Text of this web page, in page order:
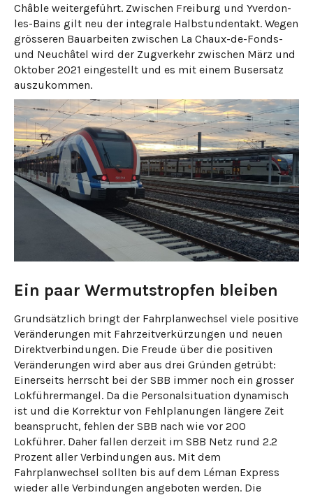
Châble weitergeführt. Zwischen Freiburg und Yverdon-
les-Bains gilt neu der integrale Halbstundentakt. Wegen
grösseren Bauarbeiten zwischen La Chaux-de-Fonds-
und Neuchâtel wird der Zugverkehr zwischen März und
Oktober 2021 eingestellt und es mit einem Busersatz
auszukommen.
Ein paar Wermutstropfen bleiben
Grundsätzlich bringt der Fahrplanwechsel viele positive
Veränderungen mit Fahrzeitverkürzungen und neuen
Direktverbindungen. Die Freude über die positiven
Veränderungen wird aber aus drei Gründen getrübt:
Einerseits herrscht bei der SBB immer noch ein grosser
Lokführermangel. Da die Personalsituation dynamisch
ist und die Korrektur von Fehlplanungen längere Zeit
beansprucht, fehlen der SBB nach wie vor 200
Lokführer. Daher fallen derzeit im SBB Netz rund 2.2
Prozent aller Verbindungen aus. Mit dem
Fahrplanwechsel sollten bis auf dem Léman Express
wieder alle Verbindungen angeboten werden. Die